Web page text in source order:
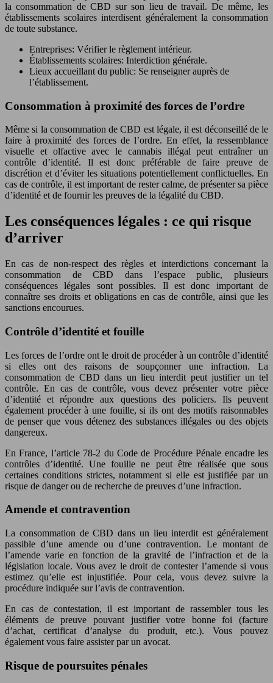
la consommation de CBD sur son lieu de travail. De même, les
établissements scolaires interdisent généralement la consommation
de toute substance.
Entreprises: Vérifier le règlement intérieur.
Établissements scolaires: Interdiction générale.
Lieux accueillant du public: Se renseigner auprès de
l’établissement.
Consommation à proximité des forces de l’ordre
Même si la consommation de CBD est légale, il est déconseillé de le
faire à proximité des forces de l’ordre. En effet, la ressemblance
visuelle et olfactive avec le cannabis illégal peut entraîner un
contrôle d’identité. Il est donc préférable de faire preuve de
discrétion et d’éviter les situations potentiellement conflictuelles. En
cas de contrôle, il est important de rester calme, de présenter sa pièce
d’identité et de fournir les preuves de la légalité du CBD.
Les conséquences légales : ce qui risque
d’arriver
En cas de non-respect des règles et interdictions concernant la
consommation de CBD dans l’espace public, plusieurs
conséquences légales sont possibles. Il est donc important de
connaître ses droits et obligations en cas de contrôle, ainsi que les
sanctions encourues.
Contrôle d’identité et fouille
Les forces de l’ordre ont le droit de procéder à un contrôle d’identité
si elles ont des raisons de soupçonner une infraction. La
consommation de CBD dans un lieu interdit peut justifier un tel
contrôle. En cas de contrôle, vous devez présenter votre pièce
d’identité et répondre aux questions des policiers. Ils peuvent
également procéder à une fouille, si ils ont des motifs raisonnables
de penser que vous détenez des substances illégales ou des objets
dangereux.
En France, l’article 78-2 du Code de Procédure Pénale encadre les
contrôles d’identité. Une fouille ne peut être réalisée que sous
certaines conditions strictes, notamment si elle est justifiée par un
risque de danger ou de recherche de preuves d’une infraction.
Amende et contravention
La consommation de CBD dans un lieu interdit est généralement
passible d’une amende ou d’une contravention. Le montant de
l’amende varie en fonction de la gravité de l’infraction et de la
législation locale. Vous avez le droit de contester l’amende si vous
estimez qu’elle est injustifiée. Pour cela, vous devez suivre la
procédure indiquée sur l’avis de contravention.
En cas de contestation, il est important de rassembler tous les
éléments de preuve pouvant justifier votre bonne foi (facture
d’achat, certificat d’analyse du produit, etc.). Vous pouvez
également vous faire assister par un avocat.
Risque de poursuites pénales